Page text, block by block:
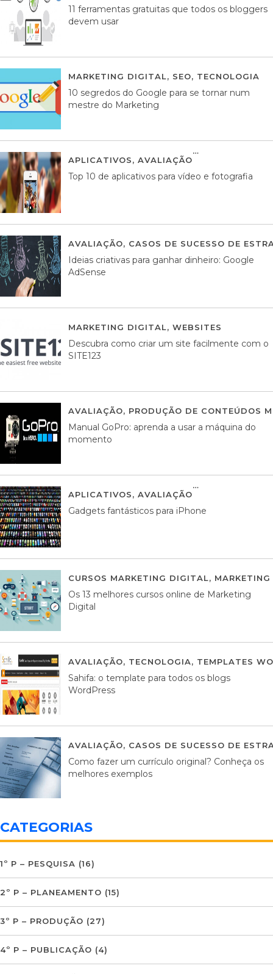
11 ferramentas gratuitas que todos os bloggers
devem usar
MARKETING DIGITAL, SEO, TECNOLOGIA
10 segredos do Google para se tornar num
mestre do Marketing
APLICATIVOS, AVALIAÇÃO
Top 10 de aplicativos para vídeo e fotografia
AVALIAÇÃO, CASOS DE SUCESSO DE
Ideias criativas para ganhar dinheiro: Google
AdSense
MARKETING DIGITAL, WEBSITES
Descubra como criar um site facilmente com o
SITE123
AVALIAÇÃO, PRODUÇÃO DE CONTEÚDOS
Manual GoPro: aprenda a usar a máquina do
momento
APLICATIVOS, AVALIAÇÃO
Gadgets fantásticos para iPhone
CURSOS MARKETING DIGITAL,
Os 13 melhores cursos online de Marketing
Digital
AVALIAÇÃO, TECNOLOGIA, TEMPLATES
Sahifa: o template para todos os blogs
WordPress
AVALIAÇÃO, CASOS DE SUCESSO DE
Como fazer um currículo original? Conheça os
melhores exemplos
CATEGORIAS
1º P – PESQUISA (16)
2º P – PLANEAMENTO (15)
3º P – PRODUÇÃO (27)
4º P – PUBLICAÇÃO (4)